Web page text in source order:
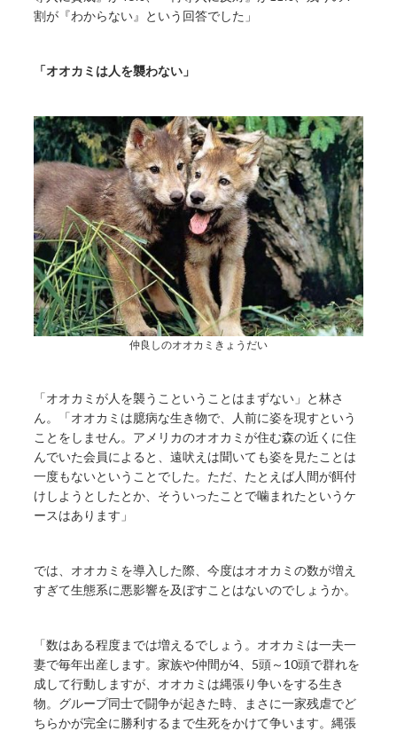
割が『わからない』という回答でした」
「オオカミは人を襲わない」
仲良しのオオカミきょうだい
「オオカミが人を襲うこということはまずない」と林さ
ん。「オオカミは臆病な生き物で、人前に姿を現すという
ことをしません。アメリカのオオカミが住む森の近くに住
んでいた会員によると、遠吠えは聞いても姿を見たことは
一度もないということでした。ただ、たとえば人間が餌付
けしようとしたとか、そういったことで噛まれたというケ
ースはあります」
では、オオカミを導入した際、今度はオオカミの数が増え
すぎて生態系に悪影響を及ぼすことはないのでしょうか。
「数はある程度までは増えるでしょう。オオカミは一夫一
妻で毎年出産します。家族や仲間が4、5頭～10頭で群れを
成して行動しますが、オオカミは縄張り争いをする生き
物。グループ同士で闘争が起きた時、まさに一家残虐でど
ちらかが完全に勝利するまで生死をかけて争います。縄張